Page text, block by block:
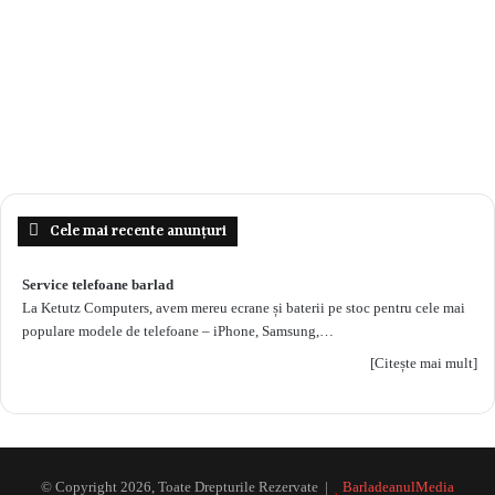
Cele mai recente anunțuri
Service telefoane barlad
La Ketutz Computers, avem mereu ecrane și baterii pe stoc pentru cele mai
populare modele de telefoane – iPhone, Samsung,…
[Citește mai mult]
© Copyright 2026, Toate Drepturile Rezervate | BarladeanulMedia